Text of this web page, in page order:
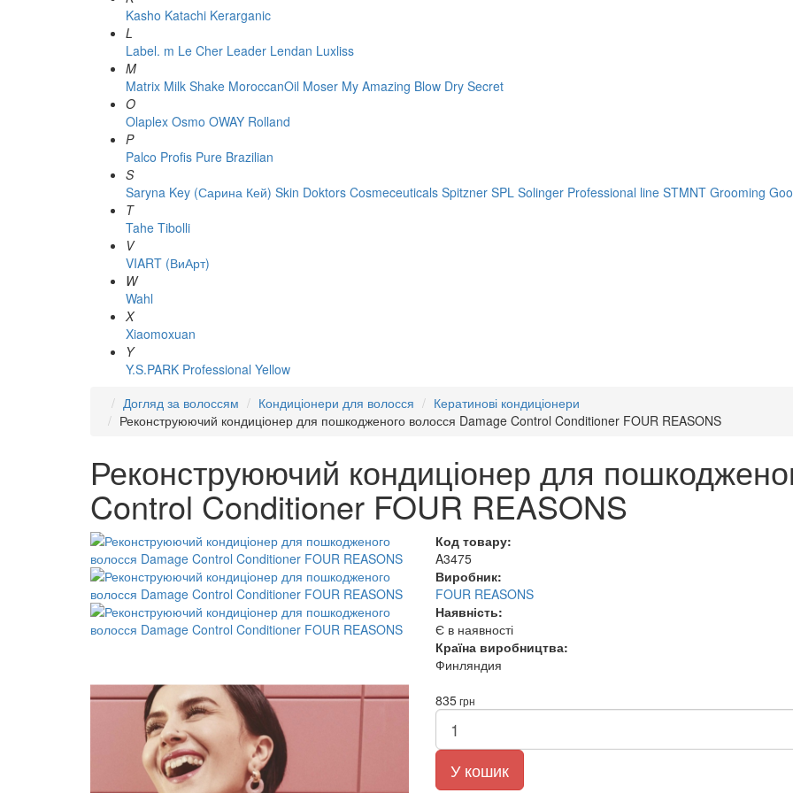
Kasho Katachi Kerarganic
L
Label. m Le Cher Leader Lendan Luxliss
M
Matrix Milk Shake MoroccanOil Moser My Amazing Blow Dry Secret
O
Olaplex Osmo OWAY Rolland
P
Palco Profis Pure Brazilian
S
Saryna Key (Сарина Кей) Skin Doktors Cosmeceuticals Spitzner SPL Solinger Professional line STMNT Grooming
T
Tahe Tibolli
V
VIART (ВиАрт)
W
Wahl
X
Xiaomoxuan
Y
Y.S.PARK Professional Yellow
Догляд за волоссям
Кондиціонери для волосся
Кератинові кондиціонери
Реконструюючий кондиціонер для пошкодженого волосся Damage Control Conditioner FOUR REASONS
Реконструюючий кондиціонер для
Control Conditioner FOUR REASONS
Код товару:
A3475
Виробник:
FOUR REASONS
Наявність:
Є в наявності
Країна виробництва:
Финляндия
835грн
У кошик